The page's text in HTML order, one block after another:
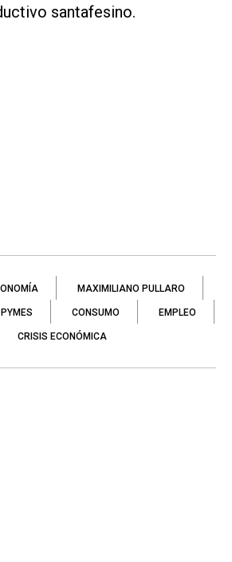
santafesino.
MAXIMILIANO PULLARO
PYMES CONSUMO EMPLEO
CRISIS ECONÓMICA